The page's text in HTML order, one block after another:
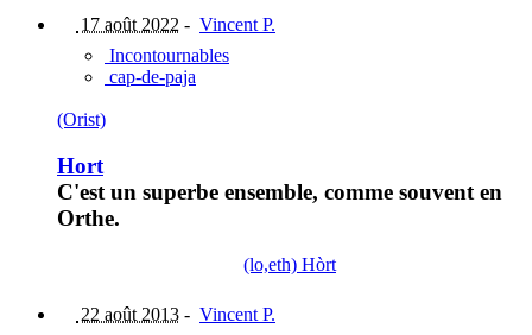
17 août 2022 - Vincent P.
Incontournables
cap-de-paja
(Orist)
Hort
C'est un superbe ensemble, comme souvent en
Orthe.
(lo,eth) Hòrt
22 août 2013 - Vincent P.